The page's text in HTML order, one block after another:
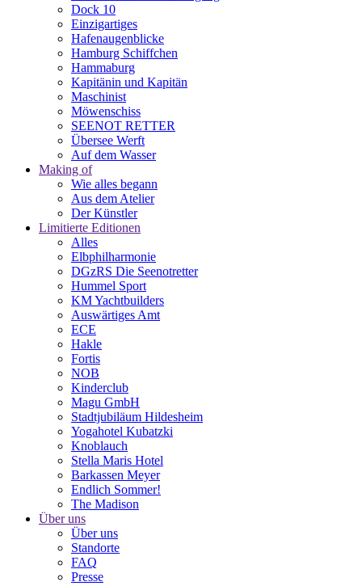
Dock 10
Einzigartiges
Hafenaugen­blicke
Hamburg Schiffchen
Hammaburg
Kapitänin und Kapitän
Maschinist
Möwenschiss
SEENOT RETTER
Übersee Werft
Auf dem Wasser
Making of
Wie alles begann
Aus dem Atelier
Der Künstler
Limitierte Editionen
Alles
Elbphilharmonie
DGzRS Die Seenotretter
Hummel Sport
KM Yachtbuilders
Auswärtiges Amt
ECE
Hakle
Fortis
NOB
Kinderclub
Magu GmbH
Stadtjubiläum Hildesheim
Yogahotel Kubatzki
Knoblauch
Stella Maris Hotel
Barkassen Meyer
Endlich Sommer!
The Madison
Über uns
Über uns
Standorte
FAQ
Presse